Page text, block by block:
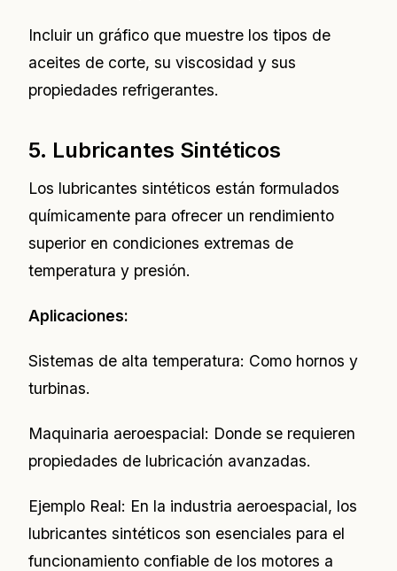
Incluir un gráfico que muestre los tipos de
aceites de corte, su viscosidad y sus
propiedades refrigerantes.
5. Lubricantes Sintéticos
Los lubricantes sintéticos están formulados
químicamente para ofrecer un rendimiento
superior en condiciones extremas de
temperatura y presión.
Aplicaciones:
Sistemas de alta temperatura: Como hornos y
turbinas.
Maquinaria aeroespacial: Donde se requieren
propiedades de lubricación avanzadas.
Ejemplo Real: En la industria aeroespacial, los
lubricantes sintéticos son esenciales para el
funcionamiento confiable de los motores a